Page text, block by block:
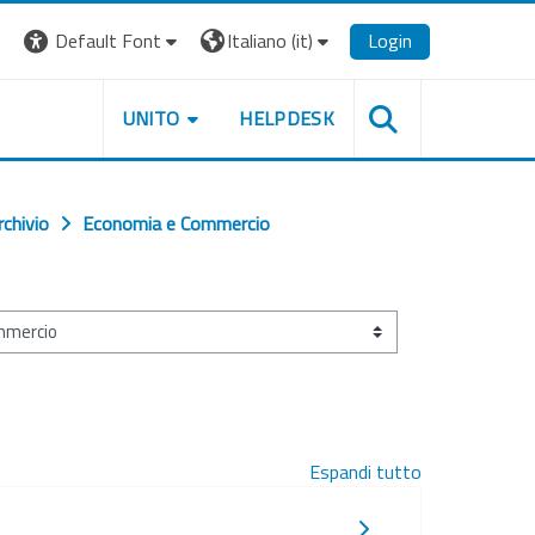
Default Font
Italiano ‎(it)‎ Login
UNITO HELPDESK
Economia e Commercio
Espandi tutto